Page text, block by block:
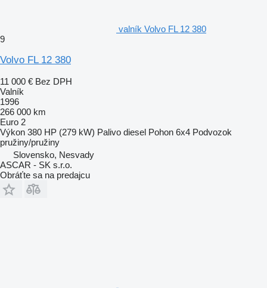
valník Volvo FL 12 380
9
Volvo FL 12 380
11 000 € Bez DPH
Valník
1996
266 000 km
Euro 2
Výkon 380 HP (279 kW) Palivo diesel Pohon 6x4 Podvozok
pružiny/pružiny
Slovensko, Nesvady
ASCAR - SK s.r.o.
Obráťte sa na predajcu